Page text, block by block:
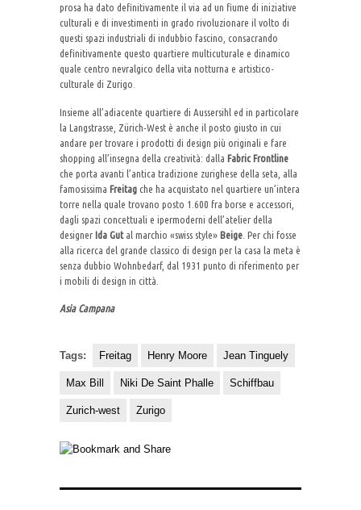
prosa ha dato definitivamente il via ad un fiume di iniziative
culturali e di investimenti in grado rivoluzionare il volto di
questi spazi industriali di indubbio fascino, consacrando
definitivamente questo quartiere multicuturale e dinamico
quale centro nevralgico della vita notturna e artistico-
culturale di Zurigo.
Insieme all’adiacente quartiere di Aussersihl ed in particolare
la Langstrasse, Zürich-West è anche il posto giusto in cui
andare per trovare i prodotti di design più originali e fare
shopping all’insegna della creatività: dalla Fabric Frontline
che porta avanti l’antica tradizione zurighese della seta, alla
famosissima Freitag che ha acquistato nel quartiere un’intera
torre nella quale trovano posto 1.600 fra borse e accessori,
dagli spazi concettuali e ipermoderni dell’atelier della
designer Ida Gutal marchio «swiss style» Beige . Per chi fosse
alla ricerca del grande classico di design per la casa la meta è
senza dubbio Wohnbedarf, dal 1931 punto di riferimento per
i mobili di design in città.
Asia Campana
Tags: Freitag Henry Moore Jean Tinguely
Max Bill Niki De Saint Phalle Schiffbau
Zurich-west Zurigo